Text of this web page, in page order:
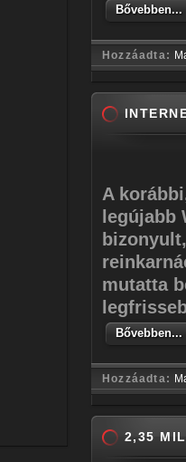
Bővebben...
Hozzáadta:
A
legújabb
mutatta
Bővebben...
Hozzáadta:
2,35